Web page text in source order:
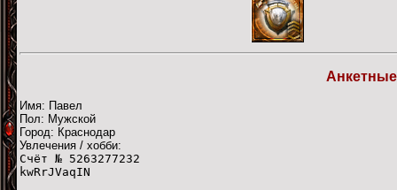
Имя: Павел
Пол: Мужской
Город: Краснодар
Увлечения / хобби:
Счёт № 5263277232
kwRrJVaqIN